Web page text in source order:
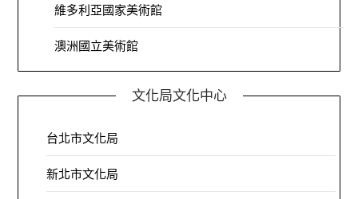
維多利亞國家美術館
澳洲國立美術館
文化局文化中心
台北市文化局
新北市文化局